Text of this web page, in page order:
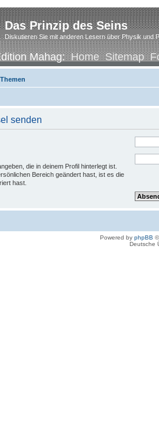
Das Prinzip des Seins
Diskutieren Sie mit anderen Lesern über Physik und
Mahag:Home Sitemap
senden
die in deinem Profil hinterlegt ist.
Bereich geändert hast, ist es die
hast.
Powered by phpBB
Deutsche